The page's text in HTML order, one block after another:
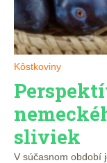
Kôstkoviny
sliviek
V súčasnom období